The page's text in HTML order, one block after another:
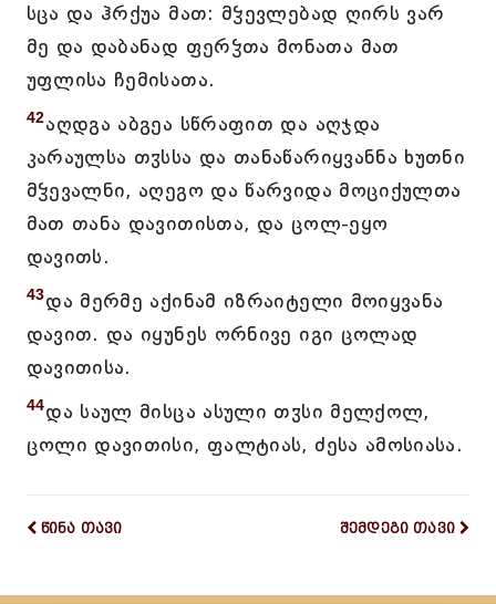
სცა და ჰრქუა მათ: მჴევლებად ღირს ვარ
მე და დაბანად ფერჴთა მონათა მათ
უფლისა ჩემისათა.
42აღდგა აბგეა სწრაფით და აღჯდა
კარაულსა თჳსსა და თანაწარიყვანნა ხუთნი
მჴევალნი, აღეგო და წარვიდა მოციქულთა
მათ თანა დავითისთა, და ცოლ-ეყო
დავითს.
43და მერმე აქინამ იზრაიტელი მოიყვანა
დავით. და იყუნეს ორნივე იგი ცოლად
დავითისა.
44და საულ მისცა ასული თჳსი მელქოლ,
ცოლი დავითისი, ფალტიას, ძესა ამოსიასა.
წინა თავი შემდეგი თავი